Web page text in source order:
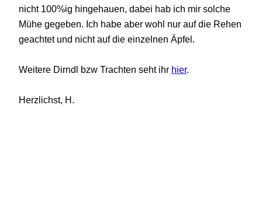
nicht 100%ig hingehauen, dabei hab ich mir solche
Mühe gegeben. Ich habe aber wohl nur auf die Rehen
geachtet und nicht auf die einzelnen Äpfel.
Weitere Dirndl bzw Trachten seht ihr hier.
Herzlichst, H.